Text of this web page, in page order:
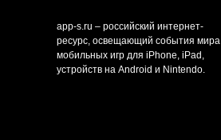
app-s.ru – российский интернет-
ресурс, освещающий события мира
мобильных игр для iPhone, iPad,
устройств на Android и Nintendo.